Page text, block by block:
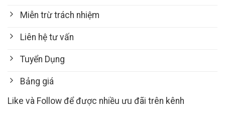
Miễn trừ trách nhiệm
Liên hệ tư vấn
Tuyển Dụng
Bảng giá
Like và Follow để được nhiều ưu đãi trên kênh